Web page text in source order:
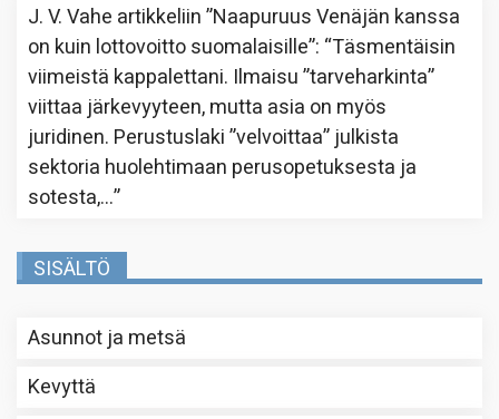
J. V. Vahe artikkeliin”Naapuruus Venäjän kanssa
on kuin lottovoitto suomalaisille”: “Täsmentäisin
viimeistä kappalettani. Ilmaisu ”tarveharkinta”
viittaa järkevyyteen, mutta asia on myös
juridinen. Perustuslaki ”velvoittaa” julkista
sektoria huolehtimaan perusopetuksesta ja
sotesta,…”
SISÄLTÖ
Asunnot ja metsä
Kevyttä